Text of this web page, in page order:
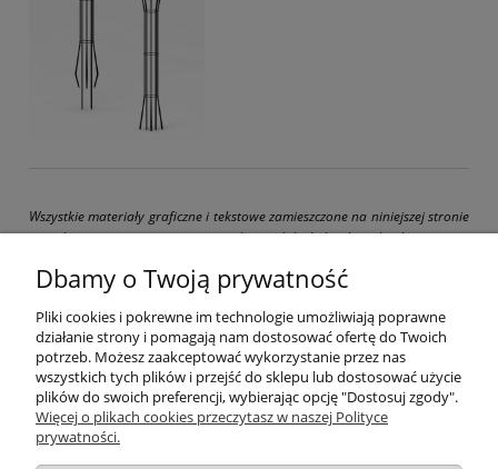
Wszystkie materiały graficzne i tekstowe zamieszczone na niniejszej stronie
są chronione prawami autorskimi. Jakiekolwiek ich kopiowanie
zabronione i grozi pociągnięciem do odpowiedzialności karnej i cywilnej.
Pomoc
Dbamy o Twoją prywatność
Pliki cookies i pokrewne im technologie umożliwiają poprawne
działanie strony i pomagają nam dostosować ofertę do Twoich
potrzeb. Możesz zaakceptować wykorzystanie przez nas
wszystkich tych plików i przejść do sklepu lub dostosować użycie
plików do swoich preferencji, wybierając opcję "Dostosuj zgody".
Więcej o plikach cookies przeczytasz w naszej Polityce
prywatności.